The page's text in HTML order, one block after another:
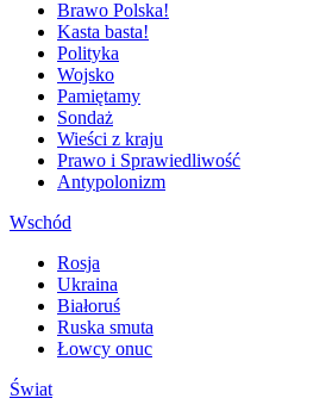
Brawo Polska!
Kasta basta!
Polityka
Wojsko
Pamiętamy
Sondaż
Wieści z kraju
Prawo i Sprawiedliwość
Antypolonizm
Wschód
Rosja
Ukraina
Białoruś
Ruska smuta
Łowcy onuc
Świat